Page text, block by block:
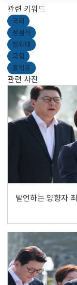
관련 키워드
국회
정점식
청와대
국힘
홍익표
관련 사진
발언하는 양향자